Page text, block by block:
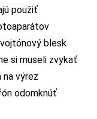
použiť
blesk
si museli zvykať
na výrez
odomknúť